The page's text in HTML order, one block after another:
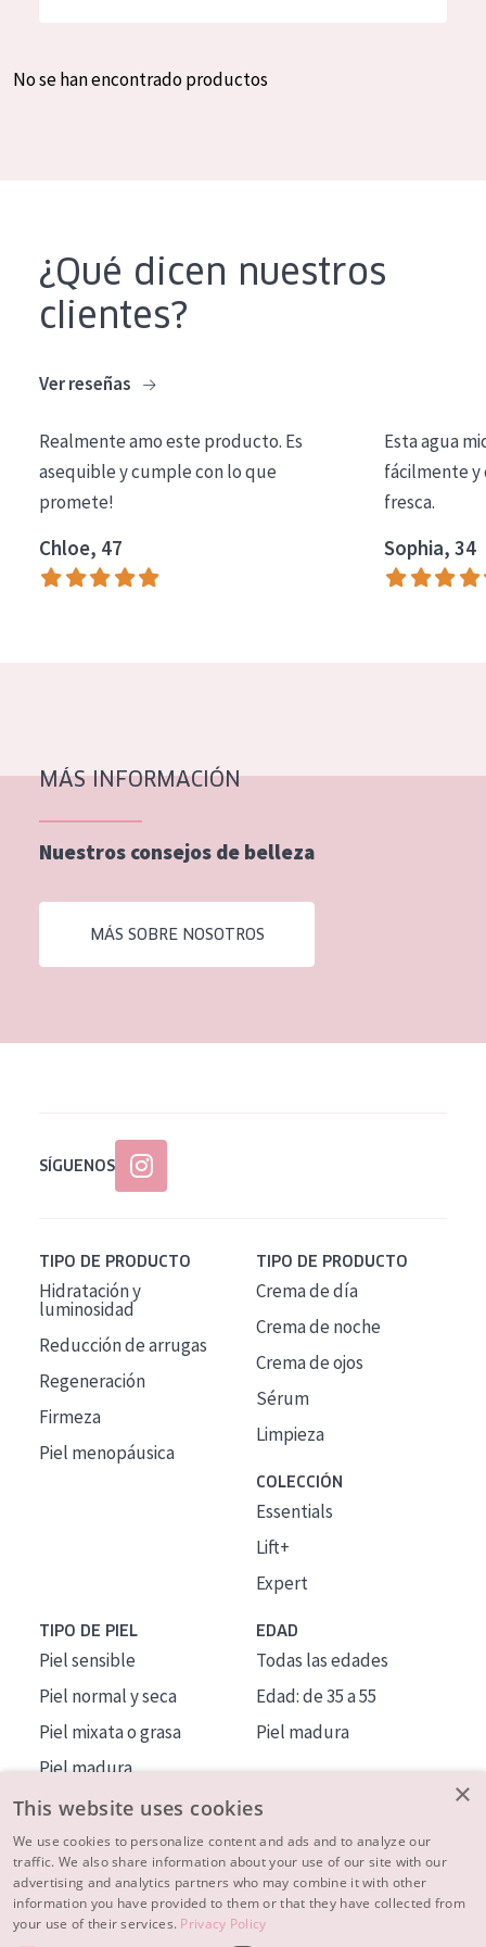
Crema de día
Crema de noche
Limpieza
COLECCIÓN
Essentials
Lift+
Piel normal y seca
Piel mixata o grasa
Piel madura
Piel expuesta al sol
Piel menopáusica
Todas las edades
Spanish
No se han encontrado productos
¿Qué dicen nuestros
clientes?
Ver reseñas
Realmente amo este producto. Es
asequible y cumple con lo que
promete!
Chloe, 47
Esta agua
fácilmente y
fresca.
Sophia, 34
MÁS INFORMACIÓN
Nuestros consejos de belleza
MÁS SOBRE NOSOTROS
SÍGUENOS
TIPO DE PRODUCTO
Hidratación y
luminosidad
Reducción de arrugas
Regeneración
Firmeza
Piel menopáusica
TIPO DE PRODUCTO
Crema de día
Crema de noche
Crema de ojos
Sérum
Limpieza
COLECCIÓN
Essentials
Lift+
Expert
TIPO DE PIEL
Piel sensible
Piel normal y seca
Piel mixata o grasa
Piel madura
Piel expuesta al sol
Piel menopáusica
EDAD
Todas las edades
Edad: de 35 a 55
Piel madura
MÁS SOBRE NOSOTROS
INSPIRACIÓN
×
This website uses cookies
We use cookies to personalize content and ads and to analyze our
traffic. We also share information about your use of our site with our
advertising and analytics partners who may combine it with other
information you have provided to them or that they have collected from
your use of their services. Privacy Policy